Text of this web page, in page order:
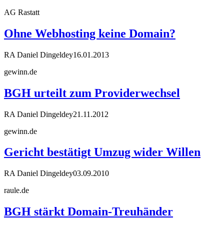
AG Rastatt
Ohne Webhosting keine Domain?
RA Daniel Dingeldey16.01.2013
gewinn.de
BGH urteilt zum Providerwechsel
RA Daniel Dingeldey21.11.2012
gewinn.de
Gericht bestätigt Umzug wider Willen
RA Daniel Dingeldey03.09.2010
raule.de
BGH stärkt Domain-Treuhänder